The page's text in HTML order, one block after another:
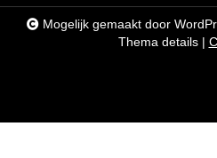
n
g
Mogelijk gemaakt door
Thema details |